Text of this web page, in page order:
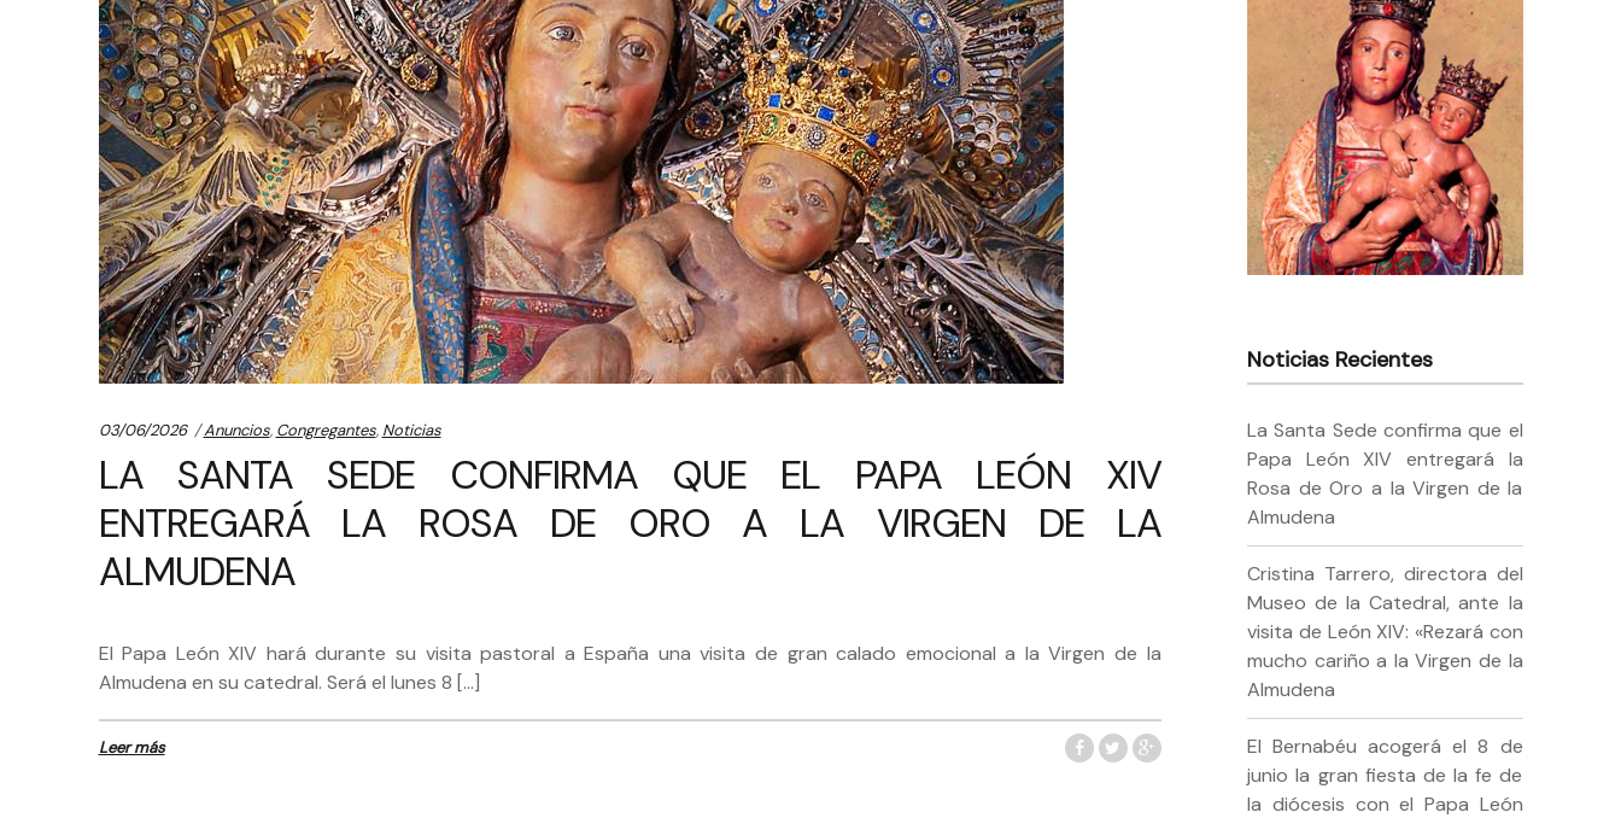
03/06/2026 Categories:
Anuncios, Congregantes, Noticias
LA SANTA SEDE CONFIRMA QUE EL PAPA LEÓN XIV
ENTREGARÁ LA ROSA DE ORO A LA VIRGEN DE LA
ALMUDENA
El Papa León XIV hará durante su visita pastoral a España una visita de gran calado emocional a la Virgen de la
Almudena en su catedral. Será el lunes 8 […]
Leer más
Noticias Recientes
La Santa Sede confirma que el
Papa León XIV entregará la
Rosa de Oro a la Virgen de la
Almudena
Cristina Tarrero, directora del
Museo de la Catedral, ante la
visita de León XIV: «Rezará con
mucho cariño a la Virgen de la
Almudena
El Bernabéu acogerá el 8 de
junio la gran fiesta de la fe de
la diócesis con el Papa León